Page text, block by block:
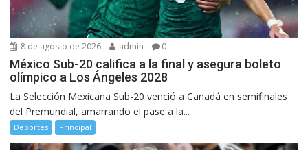
8 de agosto de 2026 admin 0
México Sub-20 califica a la final y asegura boleto
olímpico a Los Ángeles 2028
La Selección Mexicana Sub-20 venció a Canadá en semifinales
del Premundial, amarrando el pase a la...
Deportes Principal